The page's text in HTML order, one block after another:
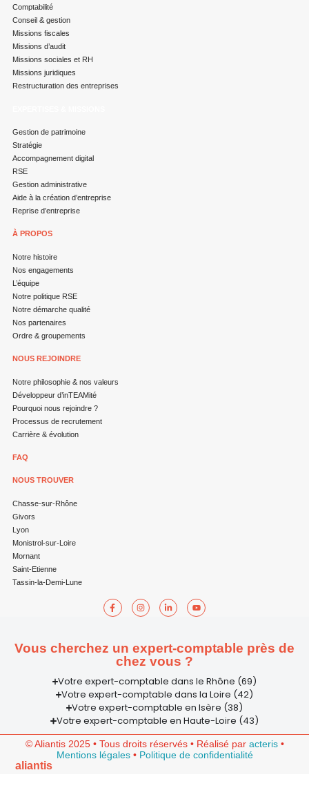
Comptabilité
Conseil & gestion
Missions fiscales
Missions d’audit
Missions sociales et RH
Missions juridiques
Restructuration des entreprises
Gestion de patrimoine
Stratégie
Accompagnement digital
RSE
Gestion administrative
Aide à la création d’entreprise
Reprise d’entreprise
À PROPOS
Notre histoire
Nos engagements
L’équipe
Notre politique RSE
Notre démarche qualité
Nos partenaires
Ordre & groupements
NOUS REJOINDRE
Notre philosophie & nos valeurs
Développeur d’inTEAMité
Pourquoi nous rejoindre ?
Processus de recrutement
Carrière & évolution
FAQ
NOUS TROUVER
Chasse-sur-Rhône
Givors
Lyon
Monistrol-sur-Loire
Mornant
Saint-Etienne
Tassin-la-Demi-Lune
Vous cherchez un expert-comptable près de
chez vous ?
Votre expert-comptable dans le Rhône (69)
Votre expert-comptable dans la Loire (42)
Votre expert-comptable en Isère (38)
Votre expert-comptable en Haute-Loire (43)
© Aliantis 2025 • Tous droits réservés • Réalisé par acteris•
Mentions légales• Politique de confidentialité
aliantis